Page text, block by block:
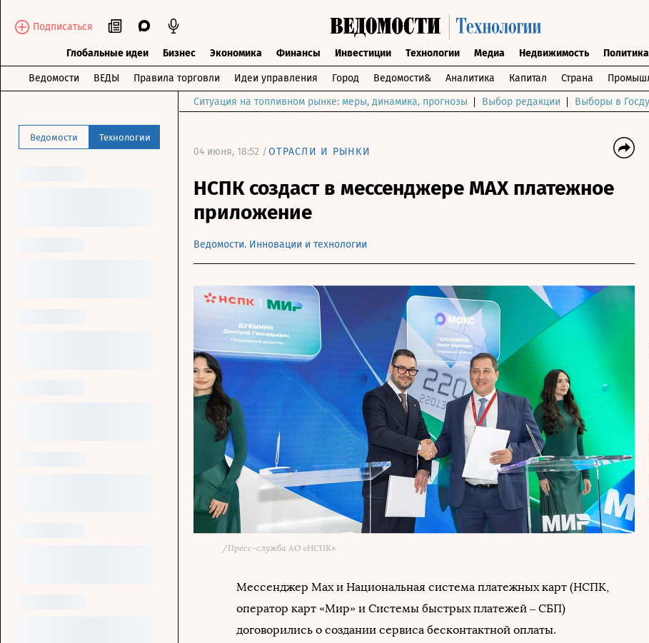
Подписаться
Глобальные идеи Бизнес Экономика Финансы Инвестиции Технологии Медиа Недвижимость Политика
Ведомости ВЕДЫ Правила торговли Идеи управления Город Ведомости& Аналитика Капитал Страна
Ведомости Технологии
Ситуация на топливном рынке: меры, динамика, прогнозы Выбор редакции Выборы в
04 июня, 18:52 /ОТРАСЛИ И РЫНКИ
НСПК создаст в мессенджере MAX платежное
приложение
Ведомости. Инновации и технологии
/Пресс-служба АО «НСПК»
Мессенджер Max и Национальная система платежных карт (НСПК,
оператор карт «Мир» и Системы быстрых платежей – СБП)
договорились о создании сервиса бесконтактной оплаты.